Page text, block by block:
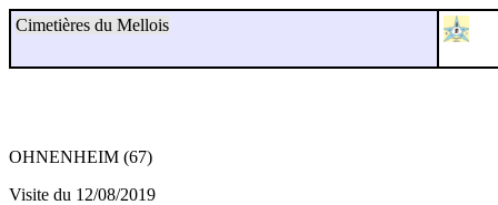
Cimetières du Mellois
OHNENHEIM (67)
Visite du 12/08/2019